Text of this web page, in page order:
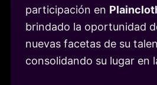
participación en
brindado la oportunidad
nuevas facetas de su
consolidando su lugar en